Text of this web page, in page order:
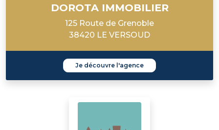
DOROTA IMMOBILIER
125 Route de Grenoble
38420 LE VERSOUD
Je découvre l'agence